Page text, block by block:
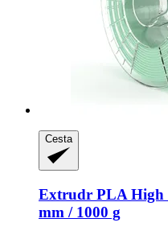
Cesta
Extrudr PLA High
mm / 1000 g